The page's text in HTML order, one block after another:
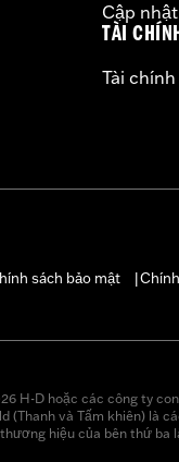
Cập
TÀI
Tài
sách bảo mật
H-D hoặc các công ty
(Thanh và Tấm khiên) là
hiệu của bên thứ ba